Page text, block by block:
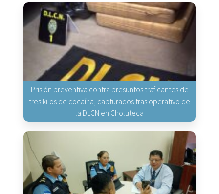
Prisión preventiva contra presuntos traficantes de
tres kilos de cocaína, capturados tras operativo de
la DLCN en Choluteca